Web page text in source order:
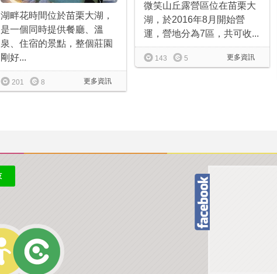
湖畔花時間位於苗栗大湖，
是一個同時提供餐廳、溫
泉、住宿的景點，整個莊園
剛好...
更多資訊
201 8
微笑山丘露營區位在苗栗大
湖，於2016年8月開始營
運，營地分為7區，共可收...
更多資訊
143 5